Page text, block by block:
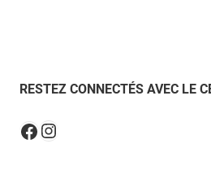
RESTEZ CONNECTÉS AVEC LE
Facebook
Instagram